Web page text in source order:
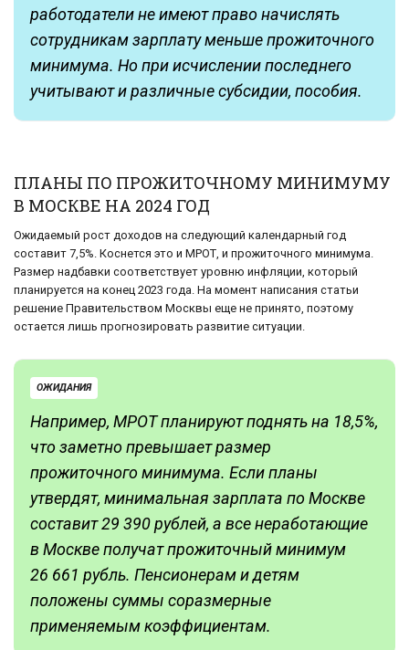
работодатели не имеют право начислять
сотрудникам зарплату меньше прожиточного
минимума. Но при исчислении последнего
учитывают и различные субсидии, пособия.
ПЛАНЫ ПО ПРОЖИТОЧНОМУ МИНИМУМУ
В МОСКВЕ НА 2024 ГОД
Ожидаемый рост доходов на следующий календарный год
составит 7,5%. Коснется это и МРОТ, и прожиточного минимума.
Размер надбавки соответствует уровню инфляции, который
планируется на конец 2023 года. На момент написания статьи
решение Правительством Москвы еще не принято, поэтому
остается лишь прогнозировать развитие ситуации.
ОЖИДАНИЯ
Например, МРОТ планируют поднять на 18,5%,
что заметно превышает размер
прожиточного минимума. Если планы
утвердят, минимальная зарплата по Москве
составит 29 390 рублей, а все неработающие
в Москве получат прожиточный минимум
26 661 рубль. Пенсионерам и детям
положены суммы соразмерные
применяемым коэффициентам.